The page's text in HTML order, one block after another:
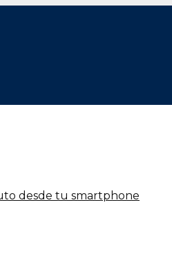
desde tu smartphone